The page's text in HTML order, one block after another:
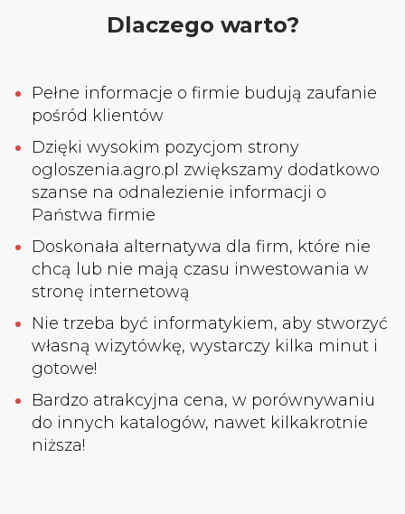
Dlaczego warto?
Pełne informacje o firmie budują zaufanie
pośród klientów
Dzięki wysokim pozycjom strony
ogloszenia.agro.pl zwiększamy dodatkowo
szanse na odnalezienie informacji o
Państwa firmie
Doskonała alternatywa dla firm, które nie
chcą lub nie mają czasu inwestowania w
stronę internetową
Nie trzeba być informatykiem, aby stworzyć
własną wizytówkę, wystarczy kilka minut i
gotowe!
Bardzo atrakcyjna cena, w porównywaniu
do innych katalogów, nawet kilkakrotnie
niższa!